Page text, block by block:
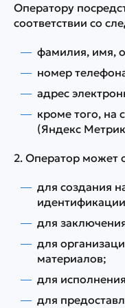
Оператору
соответствии со
фамилия, имя,
номер
адрес
кроме того, на
(Яндекс
2. Оператор может
для создания
для
для
материалов;
для
для